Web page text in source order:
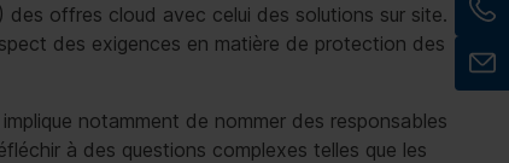
offres cloud avec celui des solutions sur site.
des exigences en matière de protection des
notamment de nommer des responsables
à des questions complexes telles que les